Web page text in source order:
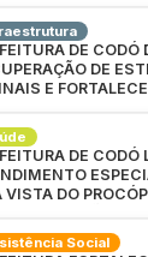
DE CODÓ
DE
E FORTALECE
DE CODÓ
VISTA DO
Social